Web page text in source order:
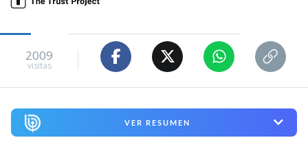
2009
visitas
VER RESUMEN